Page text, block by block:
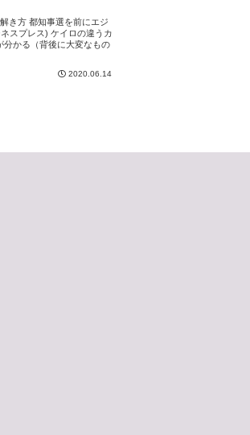
き方 都知事選を前にエジ
スプレス) ケイロの違うカ
分かる（背後に大変なもの
2020.06.14